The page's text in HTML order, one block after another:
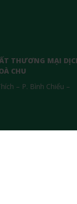
THƯƠNG MẠI
CHU
– P. Bình Chiểu –